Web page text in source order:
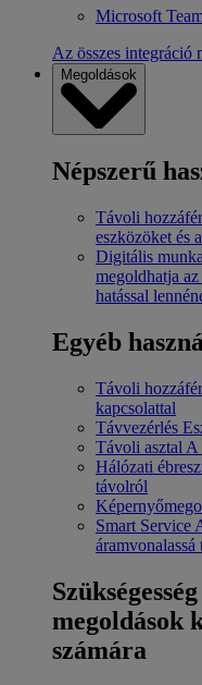
Microsoft
Az összes integráció
Megoldások
Népszerű
Távoli
eszközöket és
Digitális
megoldhatja
hatással
Egyéb
Távoli
kapcsolattal
Távvezérlés
Távoli asztal A
Hálózati
távolról
Smart Service
áramvonalassá
megoldások
számára